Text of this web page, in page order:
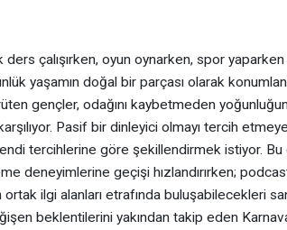
ders çalışırken, oyun oynarken, spor
yaşamın doğal bir parçası olarak
gençler, odağını kaybetmeden
karşılıyor. Pasif bir dinleyici olmayı tercih
tercihlerine göre şekillendirmek istiyor. Bu
deneyimlerine geçişi hızlandırırken;
ilgi alanları etrafında buluşabilecekleri
beklentilerini yakından takip eden